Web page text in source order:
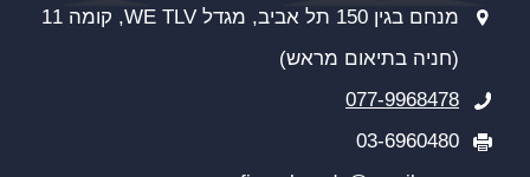
מנחם בגין 150 תל אביב, מגדל WE TLV, קומה 11
(חניה בתיאום מראש)
077-9968478
03-6960480